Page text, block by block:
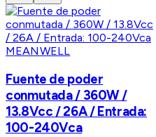
MEANWELL
Fuente de poder
conmutada / 360W /
13.8Vcc / 26A / Entrada:
100-240Vca